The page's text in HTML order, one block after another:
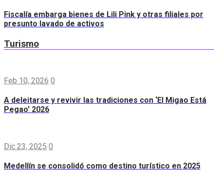
Fiscalía embarga bienes de Lili Pink y otras filiales por
presunto lavado de activos
Turismo
Feb 10, 2026 0
A deleitarse y revivir las tradiciones con ‘El Migao Está
Pegao’ 2026
Dic 23, 2025 0
Medellín se consolidó como destino turístico en 2025